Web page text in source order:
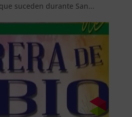
suceden durante San...